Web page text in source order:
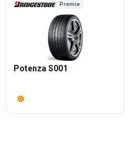
Premie
Potenza S001